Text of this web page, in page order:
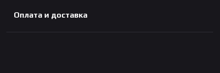
Оплата и доставка